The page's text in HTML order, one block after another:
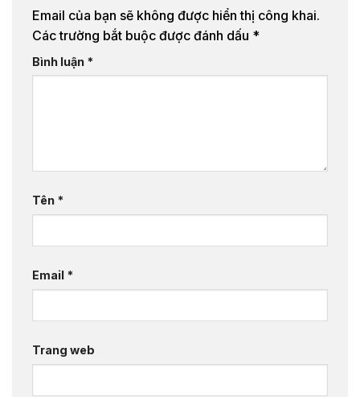
Email của bạn sẽ không được hiển thị công khai.
Các trường bắt buộc được đánh dấu *
Bình luận *
Tên *
Email *
Trang web